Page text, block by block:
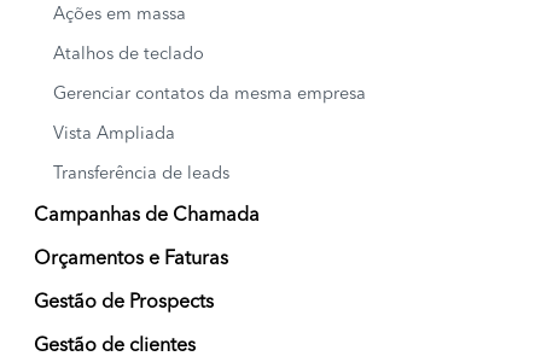
Ações em massa
Atalhos de teclado
Gerenciar contatos da mesma empresa
Vista Ampliada
Transferência de leads
Campanhas de Chamada
Orçamentos e Faturas
Gestão de Prospects
Gestão de clientes